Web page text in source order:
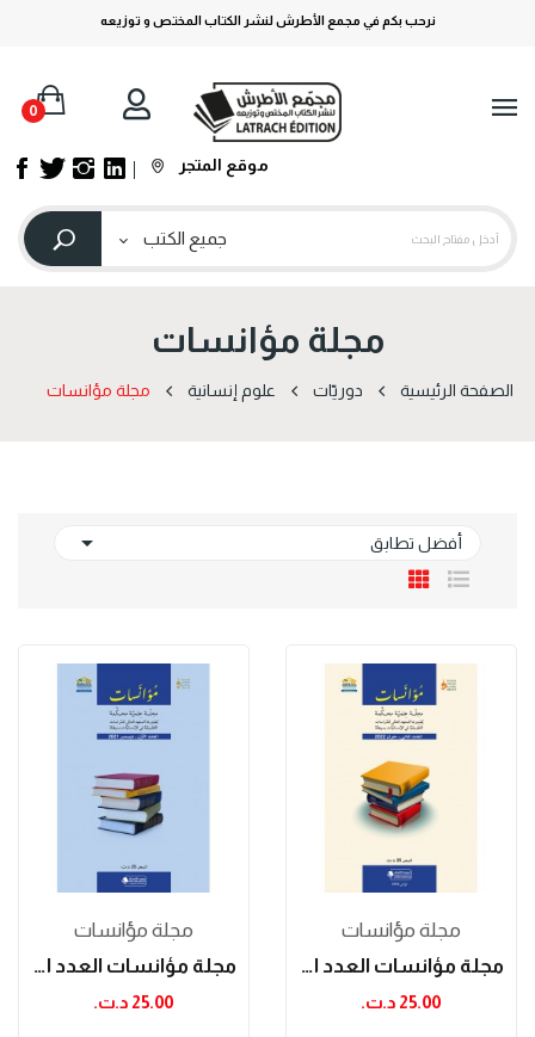
نرحب بكم في مجمع الأطرش لنشر الكتاب المختص و توزيعه
0
موقع المتجر
مجلة مؤانسات
الصفحة الرئيسية دوریّات علوم إنسانية مجلة مؤانسات
أفضل تطابق 
مجلة مؤانسات
مجلة مؤانسات العدد الأول
25.00 د.ت.‏
مجلة مؤانسات
مجلة مؤانسات العدد الثاني
25.00 د.ت.‏